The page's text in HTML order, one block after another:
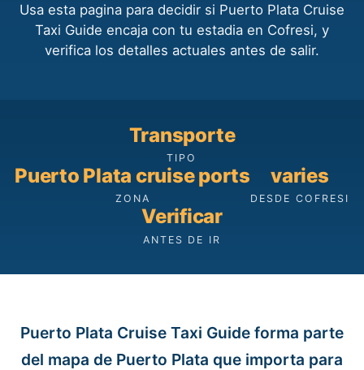
Usa esta pagina para decidir si Puerto Plata Cruise
Taxi Guide encaja con tu estadia en Cofresi, y
verifica los detalles actuales antes de salir.
Transporte
TIPO
Puerto Plata cruise ports
ZONA
varies
DESDE COFRESI
Verificar
ANTES DE IR
Puerto Plata Cruise Taxi Guide forma parte
del mapa de Puerto Plata que importa para